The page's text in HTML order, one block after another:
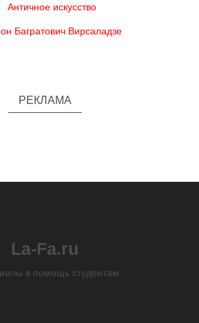
Античное искусство
Багратович Вирсаладзе
РЕКЛАМА
La-Fa.ru
в помощь студентам